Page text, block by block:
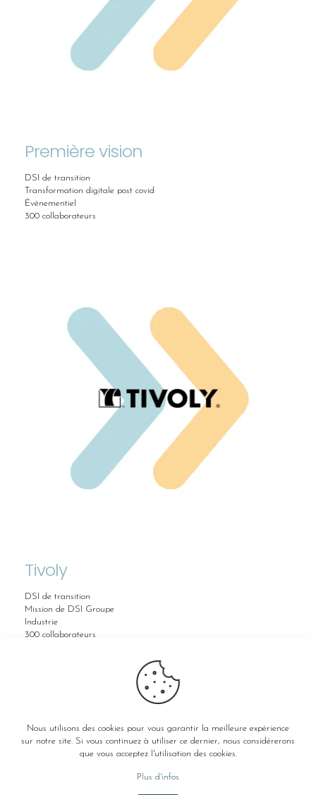
Première vision
DSI de transition
Transformation digitale post covid
Événementiel
300 collaborateurs
Tivoly
DSI de transition
Mission de DSI Groupe
Industrie
300 collaborateurs
© 2026 Askee |Mentions Légales |Politique de
Confidentialité| Politique de Cookies
Site web réalisé par
Nous utilisons des cookies pour vous garantir la meilleure expérience
sur notre site. Si vous continuez à utiliser ce dernier, nous considérerons
que vous acceptez l'utilisation des cookies.
Plus d'infos